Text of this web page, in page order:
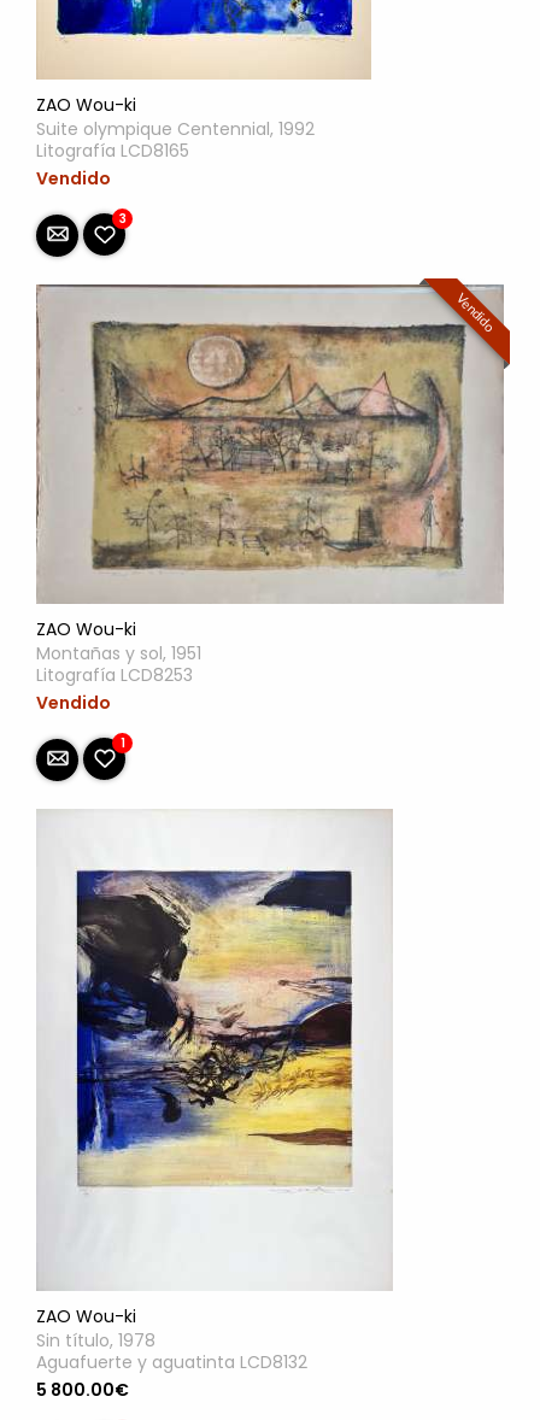
ZAO Wou-ki
Suite olympique Centennial, 1992
Litografía LCD8165
Vendido
3
Vendido
ZAO Wou-ki
Montañas y sol, 1951
Litografía LCD8253
Vendido
1
ZAO Wou-ki
Sin título, 1978
Aguafuerte y aguatinta LCD8132
5 800.00€